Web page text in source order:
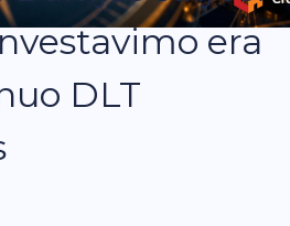
era
DLT